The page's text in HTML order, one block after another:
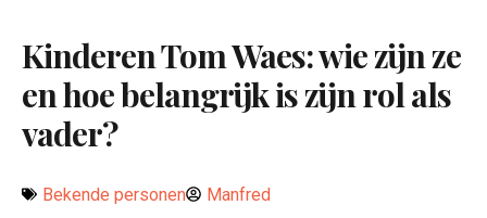
Kinderen Tom Waes: wie zijn ze
en hoe belangrijk is zijn rol als
vader?
Bekende personen Manfred